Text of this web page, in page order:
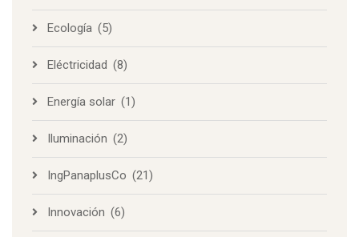
Ecología (5)
Eléctricidad (8)
Energía solar (1)
Iluminación (2)
IngPanaplusCo (21)
Innovación (6)